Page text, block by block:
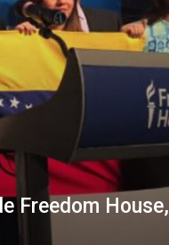
Freedom House,